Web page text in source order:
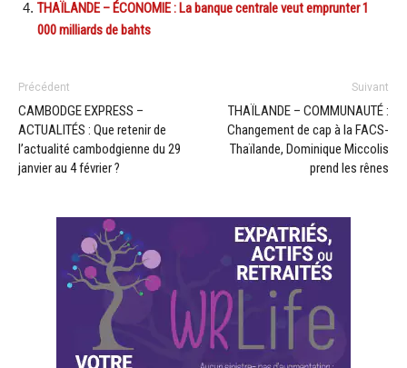
THAÏLANDE – ÉCONOMIE : La banque centrale veut emprunter 1
000 milliards de bahts
Précédent
CAMBODGE EXPRESS –
ACTUALITÉS : Que retenir de
l’actualité cambodgienne du 29
janvier au 4 février ?
Suivant
THAÏLANDE – COMMUNAUTÉ :
Changement de cap à la FACS-
Thaïlande, Dominique Miccolis
prend les rênes